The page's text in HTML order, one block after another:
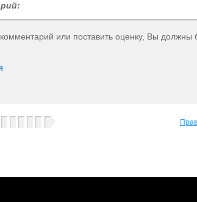
комментарий или поставить оценку, Вы должны